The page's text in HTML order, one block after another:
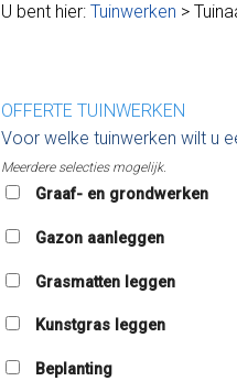
U bent hier: Tuinwerken >
OFFERTE TUINWERKEN
Voor welke tuinwerken wilt u
Meerdere selecties mogelijk.
Graaf- en grondwerken
Gazon aanleggen
Grasmatten leggen
Kunstgras leggen
Beplanting